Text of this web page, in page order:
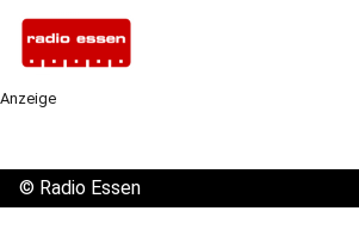
Anzeige
© Radio Essen